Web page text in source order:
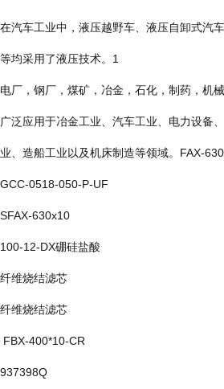
在汽车工业中，液压越野车、液压自卸式汽
等均采用了液压技术。1
电厂，钢厂，煤矿，冶金，石化，制药，机
广泛应用于冶金工业、汽车工业、电力设备
业、造船工业以及机床制造等领域。FAX-
GCC-0518-050-P-UF
SFAX-630x10
100-12-DX硼硅盐酸
纤维烧结滤芯
纤维烧结滤芯
FBX-400*10-CR
937398Q